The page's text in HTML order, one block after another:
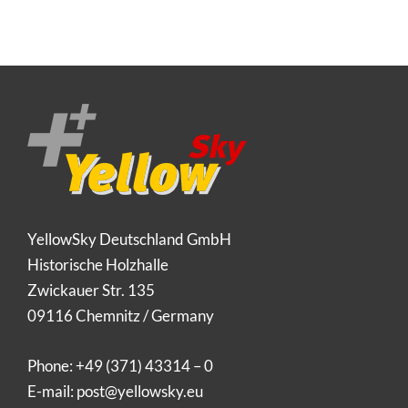
YellowSky Deutschland GmbH
Historische Holzhalle
Zwickauer Str. 135
09116 Chemnitz / Germany
Phone:+49 (371) 43314 – 0
E-mail: post@yellowsky.eu